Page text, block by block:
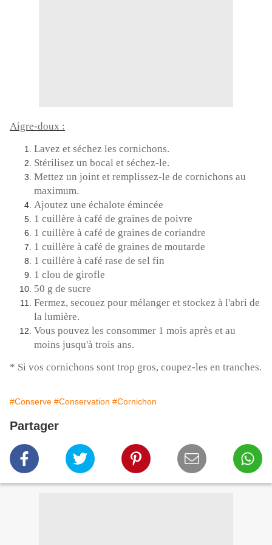
Aigre-doux :
Lavez et séchez les cornichons.
Stérilisez un bocal et séchez-le.
Mettez un joint et remplissez-le de cornichons au
maximum.
Ajoutez une échalote émincée
1 cuillère à café de graines de poivre
1 cuillère à café de graines de coriandre
1 cuillère à café de graines de moutarde
1 cuillère à café rase de sel fin
1 clou de girofle
50 g de sucre
Fermez, secouez pour mélanger et stockez à l'abri de
la lumière.
Vous pouvez les consommer 1 mois après et au
moins jusqu'à trois ans.
* Si vos cornichons sont trop gros, coupez-les en tranches.
#Conserve #Conservation #Cornichon
Partager